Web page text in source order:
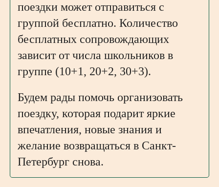
поездки может отправиться с
группой бесплатно. Количество
бесплатных сопровождающих
зависит от числа школьников в
группе (10+1, 20+2, 30+3).
Будем рады помочь организовать
поездку, которая подарит яркие
впечатления, новые знания и
желание возвращаться в Санкт-
Петербург снова.